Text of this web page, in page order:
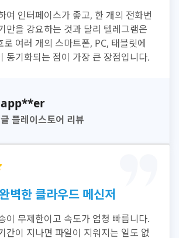
여 인터페이스가 좋고, 한 개의 전화번
만을 강요하는 것과 달리 텔레그램은
로 여러 개의 스마트폰, PC, 태블릿에
동기화되는 점이 가장 큰 장점입니다.
플레이스토어 리뷰
벽한 클라우드 메신저
이 무제한이고 속도가 엄청 빠릅니다.
간이 지나면 파일이 지워지는 일도 없